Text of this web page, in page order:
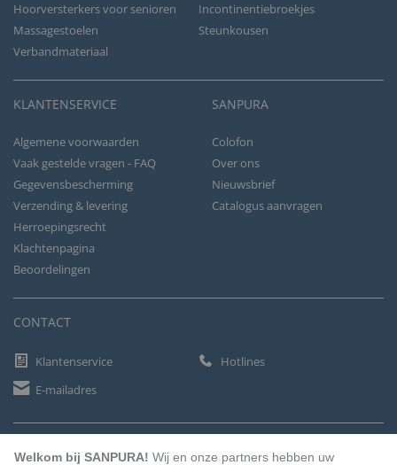
Hoorversterkers voor senioren
Incontinentiebroekjes
Massagestoelen
Steunkousen
Verbandmateriaal
KLANTENSERVICE
Algemene voorwaarden
Vaak gestelde vragen - FAQ
Gegevensbescherming
Verzending & levering
Herroepingsrecht
Klachtenpagina
Beoordelingen
SANPURA
Colofon
Over ons
Nieuwsbrief
Catalogus aanvragen
CONTACT
Klantenservice
Hotlines
E-mailadres
Welkom bij SANPURA! Wij en onze partners hebben uw